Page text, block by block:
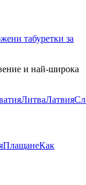
табуретки за
и най-широка
ЛитваЛатвия
ПлащанеКак